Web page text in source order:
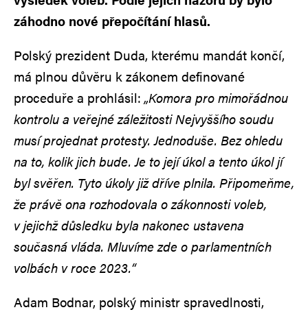
záhodno nové přepočítání hlasů.
Polský prezident Duda, kterému mandát končí,
má plnou důvěru k zákonem definované
proceduře a prohlásil:„Komora pro mimořádnou
kontrolu a veřejné záležitosti Nejvyššího soudu
musí projednat protesty. Jednoduše. Bez ohledu
na to, kolik jich bude. Je to její úkol a tento úkol jí
byl svěřen. Tyto úkoly již dříve plnila. Připomeňme,
že právě ona rozhodovala o zákonnosti voleb,
v jejichž důsledku byla nakonec ustavena
současná vláda. Mluvíme zde o parlamentních
volbách v roce 2023.“
Adam Bodnar, polský ministr spravedlnosti,